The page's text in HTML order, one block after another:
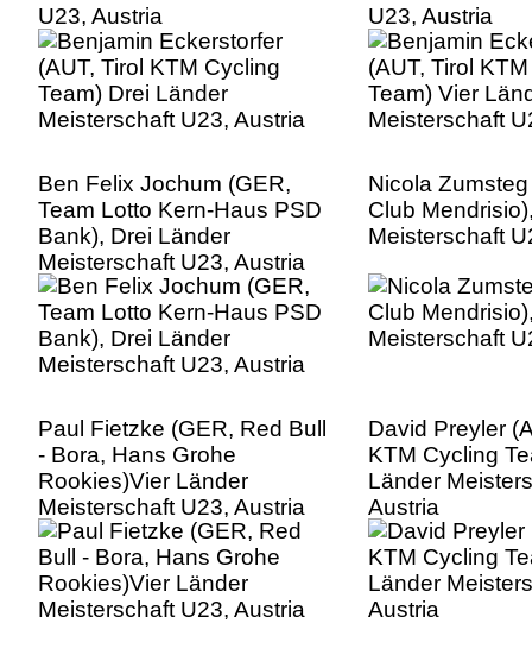
U23, Austria
U23, Austria
Ben Felix Jochum (GER,
Team Lotto Kern-Haus PSD
Bank), Drei Länder
Meisterschaft U23, Austria
Nicola
Club
Meisterschaft
Paul Fietzke (GER, Red Bull
- Bora, Hans Grohe
Rookies)Vier Länder
Meisterschaft U23, Austria
David Preyler
KTM Cycling
Länder
Austria